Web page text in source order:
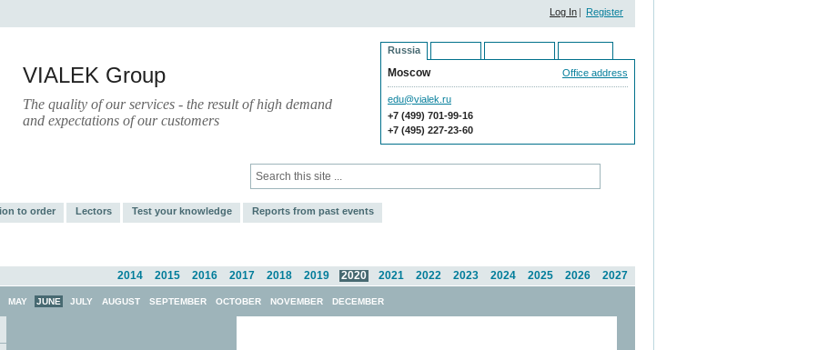
VIALEK Group
The quality of our services - the result of high demand
and expectations of our customers
Log In | Register
Russia
Moscow Office address
edu@vialek.ru
+7 (499) 701-99-16
+7 (495) 227-23-60
to order Lectors Test your knowledge Reports from past events
2027
2026
2025
2024
2023
2022
2021
2020
2019
2018
2017
2016
2015
2014
MAY JUNE JULY AUGUST SEPTEMBER OCTOBER NOVEMBER DECEMBER